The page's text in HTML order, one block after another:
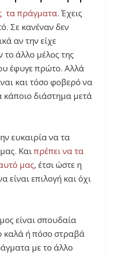
τα πράγματα. Έχεις
Σε κανέναν δεν
αν την είχε
το άλλο μέλος της
έφυγε πρώτο. Αλλά
και τόσο φοβερό να
κάποιο διάστημα μετά
ευκαιρία να τα
Καιπρέπει να τα
μας, έτσι ώστε η
είναι επιλογή και όχι
είναι σπουδαία
καλά ή πόσο στραβά
με το άλλο